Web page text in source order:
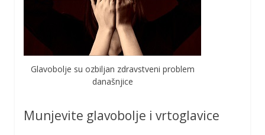
Glavobolje su ozbiljan zdravstveni problem
današnjice
Munjevite glavobolje i vrtoglavice